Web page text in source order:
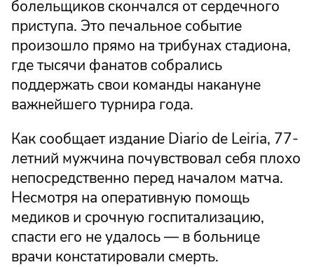
болельщиков скончался от сердечного
приступа. Это печальное событие
произошло прямо на трибунах стадиона,
где тысячи фанатов собрались
поддержать свои команды накануне
важнейшего турнира года.
Как сообщает издание Diario de Leiria, 77-
летний мужчина почувствовал себя плохо
непосредственно перед началом матча.
Несмотря на оперативную помощь
медиков и срочную госпитализацию,
спасти его не удалось — в больнице
врачи констатировали смерть.